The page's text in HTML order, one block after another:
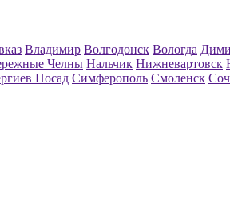
Владимир Волгодонск Вологда
Челны Нальчик Нижневартовск
Посад Симферополь Смоленск